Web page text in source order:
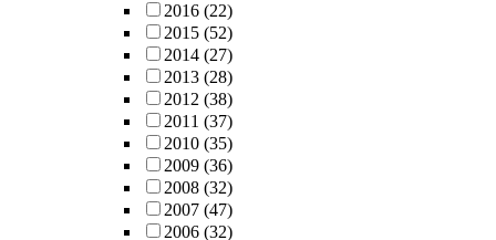
2016 (22)
2015 (52)
2014 (27)
2013 (28)
2012 (38)
2011 (37)
2010 (35)
2009 (36)
2008 (32)
2007 (47)
2006 (32)